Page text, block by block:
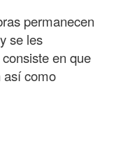
permanecen
se les
en que
así como